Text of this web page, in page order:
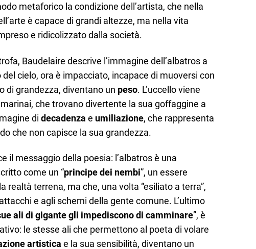
metaforico la condizione dell’artista, che nella
è capace di grandi altezze, ma nella vita
e ridicolizzato dalla società.
Baudelaire descrive l’immagine dell’albatros a
cielo, ora è impacciato, incapace di muoversi con
di grandezza, diventano un peso. L’uccello viene
che trovano divertente la sua goffaggine a
di decadenza e umiliazione, che rappresenta
che non capisce la sua grandezza.
il messaggio della poesia: l’albatros è una
come un “principe dei nembi”, un essere
realtà terrena, ma che, una volta “esiliato a terra”,
e agli scherni della gente comune. L’ultimo
ali di gigante gli impediscono di camminare”, è
le stesse ali che permettono al poeta di volare
artistica e la sua sensibilità, diventano un